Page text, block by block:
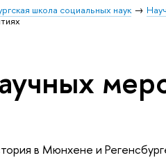
школа социальных наук
в Мюнхене и